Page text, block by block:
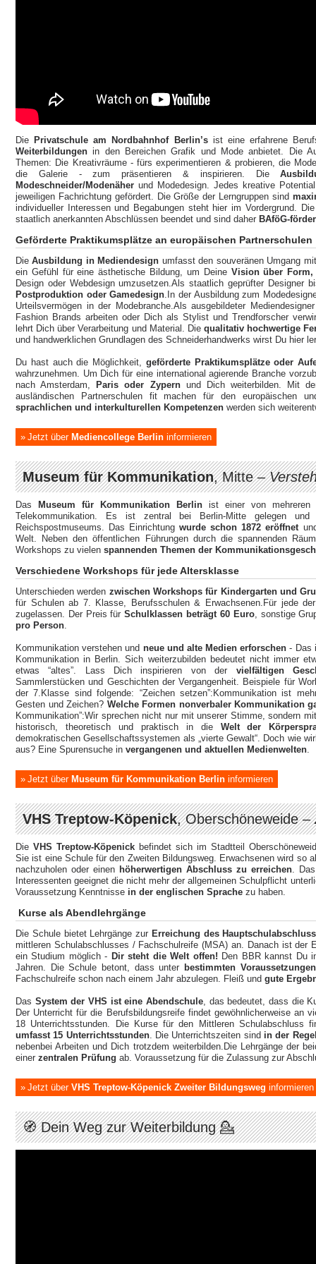
Die Privatschule am Nordbahnhof Berlin’sist eine erfahrene
Weiterbildungen in den Bereichen Grafik und Mode anbietet. Die
Themen: Die Kreativräume - fürs experimentieren & probieren, die
die Galerie - zum präsentieren & inspirieren. Die
Modeschneider/Modenäher und Modedesign. Jedes kreative
jeweiligen Fachrichtung gefördert. Die Größe der Lerngruppen sind
individueller Interessen und Begabungen steht hier im Vordergrund.
staatlich anerkannten Abschlüssen beendet und sind daher BAföG-
Geförderte Praktikumsplätze an europäischen Partnerschulen
DieAusbildung in Mediendesign umfasst den souveränen Umgang
ein Gefühl für eine ästhetische Bildung, um Deine Vision über Form,
Design oder Webdesign umzusetzen.Als staatlich geprüfter Designer
Postproduktion oder Gamedesign.In der Ausbildung zum
Urteilsvermögen in der Modebranche.Als ausgebildeter
Fashion Brands arbeiten oder Dich als Stylist und Trendforscher
lehrt Dich über Verarbeitung und Material. Die qualitativ hochwertige
und handwerklichen Grundlagen des Schneiderhandwerks wirst Du hier
Du hast auch die Möglichkeit, geförderte Praktikumsplätze oder
wahrzunehmen. Um Dich für eine international agierende Branche
nach Amsterdam,
Paris oder Zypernund Dich weiterbilden. Mit
ausländischen Partnerschulen fit machen für den europäischen
sprachlichen und interkulturellen Kompetenzen werden sich
Jetzt über Mediencollege Berlin informieren
Museum für Kommunikation, Mitte –
Das Museum für Kommunikation Berlin ist einer von mehreren
Telekommunikation. Es ist zentral bei Berlin-Mitte gelegen
Reichspostmuseums. Das Einrichtungwurde schon 1872 eröffnet
Welt. Neben den öffentlichen Führungen durch die spannenden
Workshops zu vielen spannenden Themen der
Verschiedene Workshops für jede Altersklasse
Unterschieden werden zwischen Workshops für Kindergarten und
für Schulen ab 7. Klasse, Berufsschulen & Erwachsenen.Für jede
zugelassen. Der Preis fürSchulklassen beträgt 60 Euro, sonstige
pro Person.
Kommunikation verstehen und neue und alte Medien erforschen - Das
Kommunikation in Berlin. Sich weiterzubilden bedeutet nicht immer
etwas “altes”. Lass Dich inspirieren von der vielfältigen
Sammlerstücken und Geschichten der Vergangenheit. Beispiele für
der 7.Klasse sind folgende: “Zeichen setzen”:Kommunikation ist
Gesten und Zeichen? Welche Formen nonverbaler Kommunikation
Kommunikation”:Wir sprechen nicht nur mit unserer Stimme, sondern
historisch, theoretisch und praktisch in die Welt der
demokratischen Gesellschaftssystemen als „vierte Gewalt“. Doch wie
aus? Eine Spurensuche in vergangenen und aktuellen Medienwelten.
Jetzt über Museum für Kommunikation Berlin informieren
VHS Treptow-Köpenick, Oberschöneweide –
Die VHS Treptow-Köpenick befindet sich im Stadtteil
Sie ist eine Schule für den Zweiten Bildungsweg. Erwachsenen wird so
nachzuholen oder einen höherwertigen Abschluss zu erreichen.
Interessenten geeignet die nicht mehr der allgemeinen Schulpflicht
Voraussetzung Kenntnisse in der englischen Sprache zu haben.
Kurse als Abendlehrgänge
Die Schule bietet Lehrgänge zur Erreichung des
mittleren Schulabschlusses / Fachschulreife (MSA) an. Danach ist der
ein Studium möglich - Dir steht die Welt offen! Den BBR kannst Du
Jahren. Die Schule betont, dass unter bestimmten Voraussetzungen
Fachschulreife schon nach einem Jahr abzulegen. Fleiß und gute
Das System der VHS ist eine Abendschule, das bedeutet, dass die
Der Unterricht für die Berufsbildungsreife findet gewöhnlicherweise an
18 Unterrichtsstunden. Die Kurse für den Mittleren Schulabschluss
umfasst 15 Unterrichtsstunden. Die Unterrichtszeiten sind in der
nebenbei Arbeiten und Dich trotzdem weiterbilden.Die Lehrgänge der
einer zentralen Prüfung ab. Voraussetzung für die Zulassung zur
Jetzt über VHS Treptow-Köpenick Zweiter Bildungsweg informieren
🧭 Dein Weg zur Weiterbildung 💁